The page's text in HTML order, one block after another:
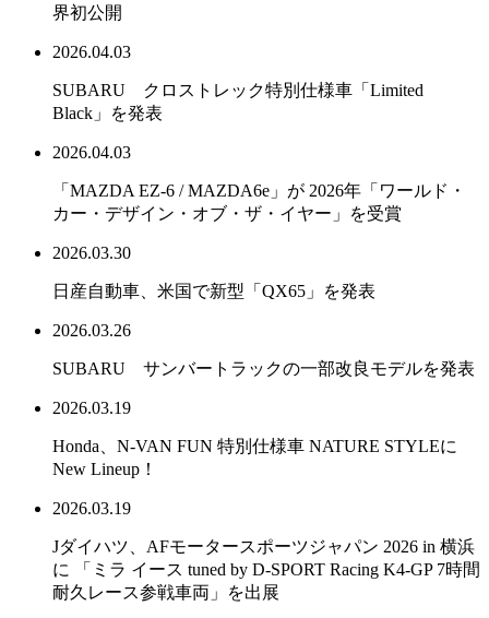
界初公開
2026.04.03
SUBARU クロストレック特別仕様車「Limited
Black」を発表
2026.04.03
「MAZDA EZ-6 / MAZDA6e」が 2026年「ワールド・
カー・デザイン・オブ・ザ・イヤー」を受賞
2026.03.30
日産自動車、米国で新型「QX65」を発表
2026.03.26
SUBARU サンバートラックの一部改良モデルを発表
2026.03.19
Honda、N-VAN FUN 特別仕様車 NATURE STYLEに
New Lineup！
2026.03.19
Jダイハツ、AFモータースポーツジャパン 2026 in 横浜
に 「ミラ イース tuned by D-SPORT Racing K4-GP 7時間
耐久レース参戦車両」を出展